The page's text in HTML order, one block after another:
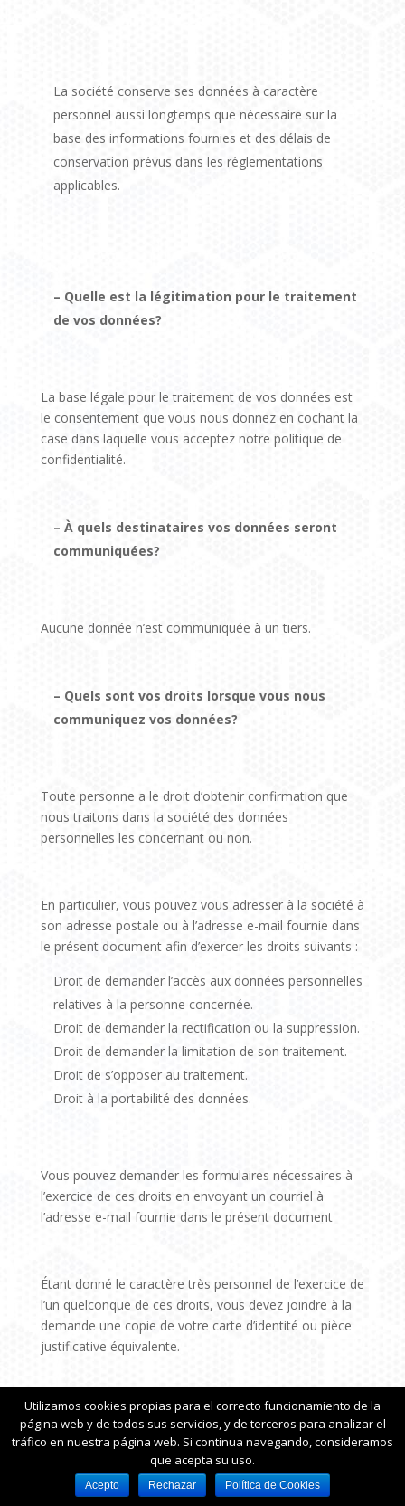
La société conserve ses données à caractère
personnel aussi longtemps que nécessaire sur la
base des informations fournies et des délais de
conservation prévus dans les réglementations
applicables.
– Quelle est la légitimation pour le traitement
de vos données?
La base légale pour le traitement de vos données est
le consentement que vous nous donnez en cochant la
case dans laquelle vous acceptez notre politique de
confidentialité.
– À quels destinataires vos données seront
communiquées?
Aucune donnée n’est communiquée à un tiers.
– Quels sont vos droits lorsque vous nous
communiquez vos données?
Toute personne a le droit d’obtenir confirmation que
nous traitons dans la société des données
personnelles les concernant ou non.
En particulier, vous pouvez vous adresser à la société à
son adresse postale ou à l’adresse e-mail fournie dans
le présent document afin d’exercer les droits suivants :
Droit de demander l’accès aux données personnelles
relatives à la personne concernée.
Droit de demander la rectification ou la suppression.
Droit de demander la limitation de son traitement.
Droit de s’opposer au traitement.
Droit à la portabilité des données.
Vous pouvez demander les formulaires nécessaires à
l’exercice de ces droits en envoyant un courriel à
l’adresse e-mail fournie dans le présent document
Étant donné le caractère très personnel de l’exercice de
l’un quelconque de ces droits, vous devez joindre à la
demande une copie de votre carte d’identité ou pièce
justificative équivalente.
Vous pouvez vous adresser à l’Agence espagnole de
protection des données pour obtenir des informations
complémentaires sur vos droits ou déposer une plainte
auprès de celle-ci, en particulier lorsque vous n’avez
pas obtenu satisfaction dans l’exercice de vos droits,
Utilizamos cookies propias para el correcto funcionamiento de la
página web y de todos sus servicios, y de terceros para analizar el
tráfico en nuestra página web. Si continua navegando, consideramos
que acepta su uso.
Acepto Rechazar Política de Cookies